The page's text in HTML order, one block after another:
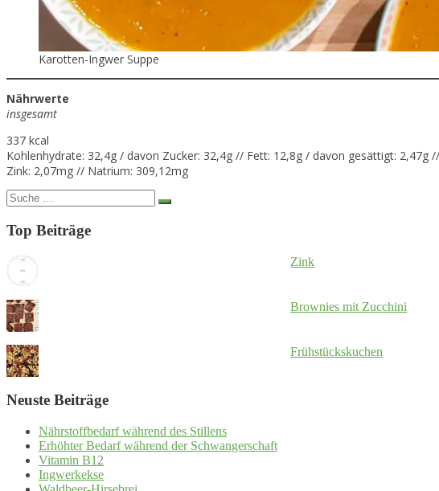
Karotten-Ingwer Suppe
Nährwerte
insgesamt
337 kcal
Kohlenhydrate: 32,4g / davon Zucker: 32,4g // Fett: 12,8g / davon gesättigt:
Zink: 2,07mg // Natrium: 309,12mg
Suche
nach:
Top Beiträge
Zink
Brownies mit Zucchini
Frühstückskuchen
Neuste Beiträge
Nährstoffbedarf während des Stillens
Erhöhter Bedarf während der Schwangerschaft
Vitamin B12
Ingwerkekse